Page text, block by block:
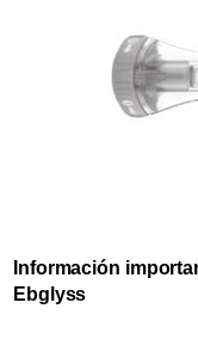
Información
Ebglyss